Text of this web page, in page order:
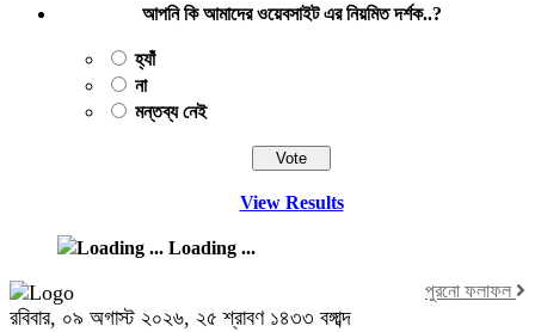
আপনি কি আমাদের ওয়েবসাইট এর নিয়মিত দর্শক..?
হ্যাঁ
না
মন্তব্য নেই
View Results
Loading ...
পুরনো ফলাফল
রবিবার, ০৯ অগাস্ট ২০২৬, ২৫ শ্রাবণ ১৪৩৩ বঙ্গাব্দ